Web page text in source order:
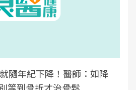
隨年紀下降！醫師：如降